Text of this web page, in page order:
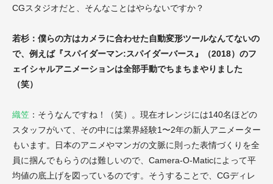
CGスタジオだと、そんなことはやらないですか？
若杉：僕らの方はカメラに合わせた自動変形ツールなんてないの
で、例えば『スパイダーマン:スパイダーバース』（2018）のフ
ェイシャルアニメーションは全部手動でちまちまやりました
（笑）
織笠 ：そうなんですね！（笑）。現在オレンジには140名ほどの
スタッフがいて、その中には業界経験1〜2年の新人アニメーター
もいます。日本のアニメやマンガの文脈に則った表情づくりを全
員に掴んでもらうのは難しいので、Camera-O-Maticによって平
均値の底上げを図っているのです。そうすることで、CGディレ